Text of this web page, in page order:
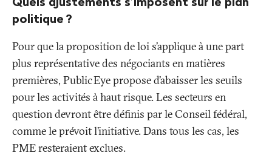
politique ?
Pour que la proposition de loi s’applique à une part
plus représentative des négociants en matières
premières, Public Eye propose d’abaisser les seuils
pour les activités à haut risque. Les secteurs en
question devront être définis par le Conseil fédéral,
comme le prévoit l’initiative. Dans tous les cas, les
PME resteraient exclues.